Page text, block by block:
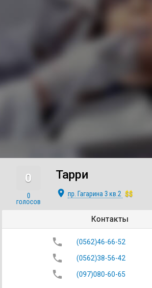
0
0
голосов
Тарри
place пр. Гагарина 3 кв.2 $$
Контакты
phone (0562)46-66-52
phone (0562)38-56-42
phone (097)080-60-65